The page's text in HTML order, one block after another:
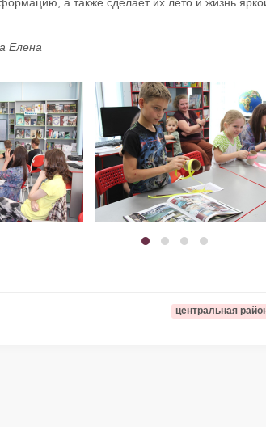
Елена
центральная